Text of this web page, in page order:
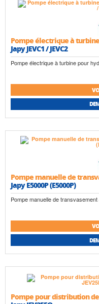
Pompe électrique à
Japy JEVC1 / JEVC2
Pompe électrique à turbine pour
Pompe manuelle de
Japy E5000P (E5000P)
Pompe manuelle de
Pompe pour distribution